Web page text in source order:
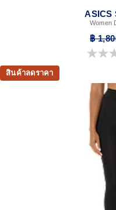
ASICS
Women
฿
0.0 จาก 5 ดาว
สินค้าลดราคา